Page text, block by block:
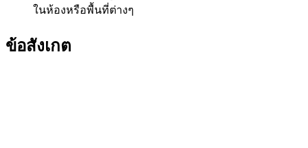
ในห้องหรือพื้นที่ต่างๆ
ข้อสังเกต